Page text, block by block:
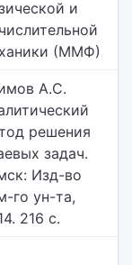
и
(ММФ)
А.С.
решения
задач.
Изд-во
го ун-та,
216 с.